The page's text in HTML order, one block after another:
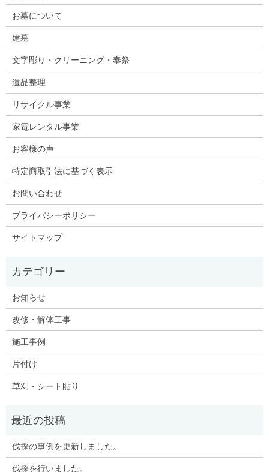
お墓について
建墓
文字彫り・クリーニング・奉祭
遺品整理
リサイクル事業
家電レンタル事業
お客様の声
特定商取引法に基づく表示
お問い合わせ
プライバシーポリシー
サイトマップ
お知らせ
改修・解体工事
施工事例
片付け
草刈・シート貼り
伐採の事例を更新しました。
伐採を行いました。